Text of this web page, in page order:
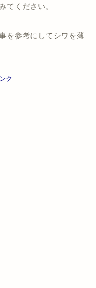
てください。
を参考にしてシワを薄
ク